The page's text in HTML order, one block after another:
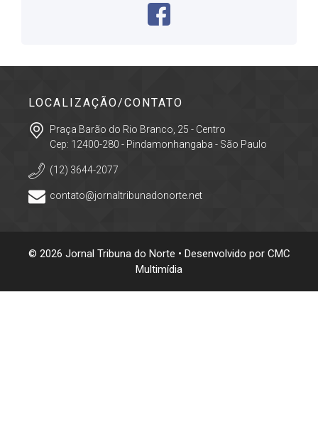
LOCALIZAÇÃO/CONTATO
Praça Barão do Rio Branco, 25 - Centro
Cep: 12400-280 - Pindamonhangaba - São Paulo
(12) 3644-2077
contato@jornaltribunadonorte.net
© 2026 Jornal Tribuna do Norte • Desenvolvido por CMC
Multimídia